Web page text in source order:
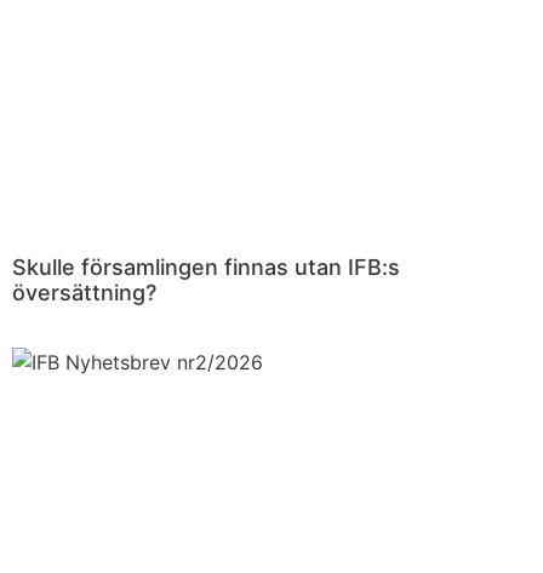
Skulle församlingen finnas utan IFB:s
översättning?